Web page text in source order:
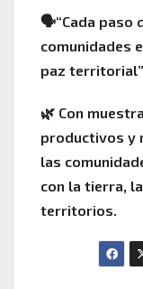
🗣️“Cada paso
comunidades
paz
🌿 Con
productivos y
las
con la tierra,
territorios.